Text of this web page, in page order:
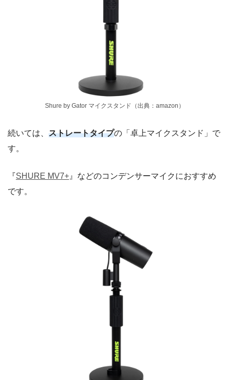
Shure by Gator マイクスタンド（出典：amazon）
続いては、 ストレートタイプの「卓上マイクスタンド」で
す。
『SHURE MV7+ 』などのコンデンサーマイクにおすすめ
です。